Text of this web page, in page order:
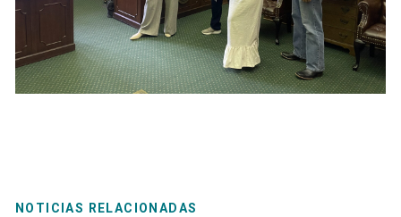
NOTICIAS RELACIONADAS